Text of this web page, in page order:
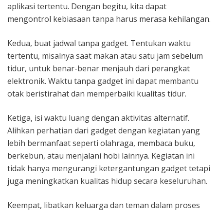
aplikasi tertentu. Dengan begitu, kita dapat
mengontrol kebiasaan tanpa harus merasa kehilangan.
Kedua, buat jadwal tanpa gadget. Tentukan waktu
tertentu, misalnya saat makan atau satu jam sebelum
tidur, untuk benar-benar menjauh dari perangkat
elektronik. Waktu tanpa gadget ini dapat membantu
otak beristirahat dan memperbaiki kualitas tidur.
Ketiga, isi waktu luang dengan aktivitas alternatif.
Alihkan perhatian dari gadget dengan kegiatan yang
lebih bermanfaat seperti olahraga, membaca buku,
berkebun, atau menjalani hobi lainnya. Kegiatan ini
tidak hanya mengurangi ketergantungan gadget tetapi
juga meningkatkan kualitas hidup secara keseluruhan.
Keempat, libatkan keluarga dan teman dalam proses